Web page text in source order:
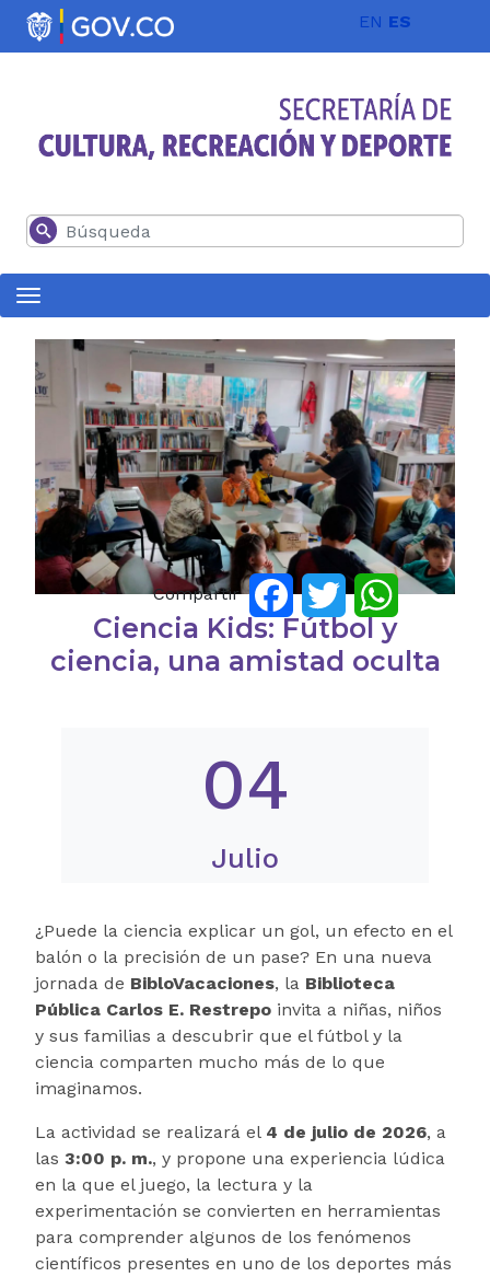
Pasar al contenido principal EN ES
Buscar
Compartir FacebookTwitterWhatsApp
Ciencia Kids: Fútbol y
ciencia, una amistad oculta
04
Julio
¿Puede la ciencia explicar un gol, un efecto en el
balón o la precisión de un pase? En una nueva
jornada de BibloVacaciones, la Biblioteca
Pública Carlos E. Restrepo invita a niñas, niños
y sus familias a descubrir que el fútbol y la
ciencia comparten mucho más de lo que
imaginamos.
La actividad se realizará el 4 de julio de 2026, a
las 3:00 p. m., y propone una experiencia lúdica
en la que el juego, la lectura y la
experimentación se convierten en herramientas
para comprender algunos de los fenómenos
científicos presentes en uno de los deportes más